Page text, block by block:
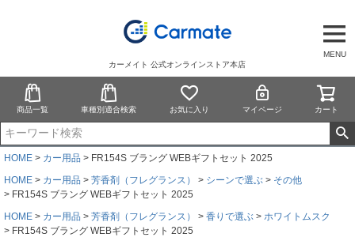
MENU
カーメイト 公式オンラインストア本店
商品一覧 車種別適合検索 お気に入り マイページ カート
HOME カー用品
FR154S ブラング WEBギフトセット 2025
HOME
カー用品 芳香剤（フレグランス） シーンで選ぶ
その他
FR154S ブラング WEBギフトセット 2025
HOME
カー用品 芳香剤（フレグランス） 香りで選ぶ
ホワイトムスク
FR154S ブラング WEBギフトセット 2025